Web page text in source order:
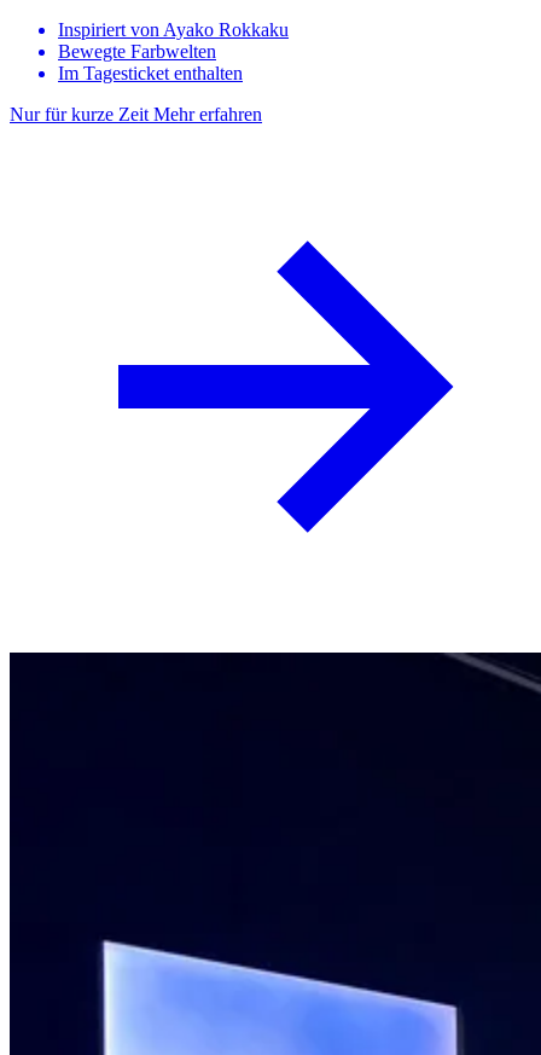
Inspiriert von Ayako Rokkaku
Bewegte Farbwelten
Im Tagesticket enthalten
Nur für kurze Zeit Mehr erfahren